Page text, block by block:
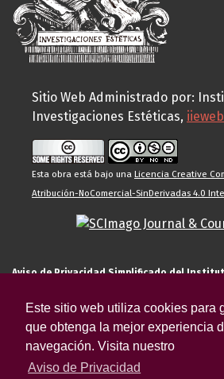
Este sitio web utiliza cookies para
que obtenga la mejor experiencia
navegación. Visita nuestro
Aviso de Privacidad
Sitio Web Administrado por:
Investigaciones Estéticas,
Esta obra está bajo una Licencia Creative
Atribución-NoComercial-SinDerivadas 4.0
Aviso de Privacidad Simplificado del
El Instituto de Investigaciones Estéticas de la
tratamiento de sus datos personales para el
alumno, docente, personal de la entidad
invitado externo (nacional o extranjero),
anteriormente descritas u otras aquellas